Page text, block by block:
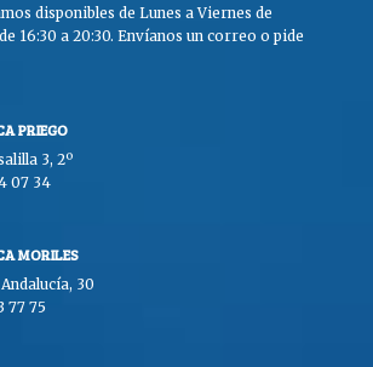
disponibles de Lunes a Viernes de
16:30 a 20:30. Envíanos un correo o pide
PRIEGO
3, 2º
07 34
MORILES
30
77 75